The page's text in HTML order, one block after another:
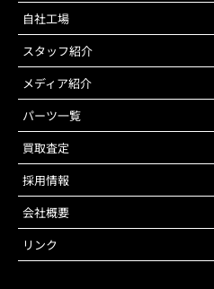
自社工場
スタッフ紹介
メディア紹介
パーツ一覧
買取査定
採用情報
会社概要
リンク